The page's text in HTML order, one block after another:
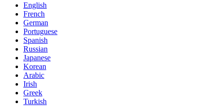
English
French
German
Portuguese
Spanish
Russian
Japanese
Korean
Arabic
Irish
Greek
Turkish